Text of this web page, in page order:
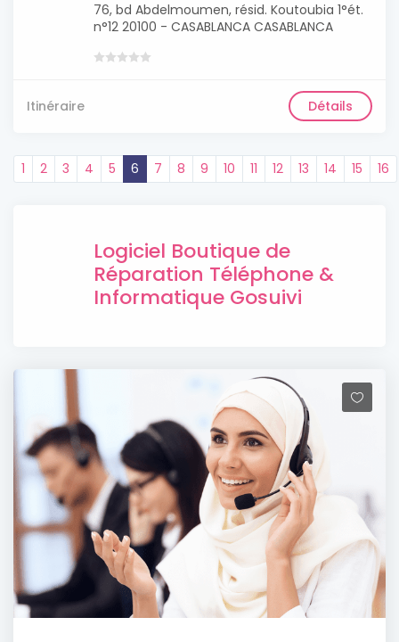
76, bd Abdelmoumen, résid. Koutoubia 1°ét.
n°12 20100 - CASABLANCA CASABLANCA
Itinéraire Détails
1 2 3 4 5 6 7 8 9 10 11 12 13 14 15 16
Logiciel Boutique de
Réparation Téléphone &
Informatique Gosuivi